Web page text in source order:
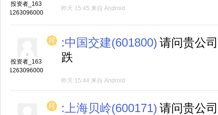
投资者_163
1263096000
昨天 15:45 来自 Android
投资者_163
1263096000
:中国交建(601800) 请问贵公
跌
昨天 15:44 来自 Android
:上海贝岭(600171) 请问贵公